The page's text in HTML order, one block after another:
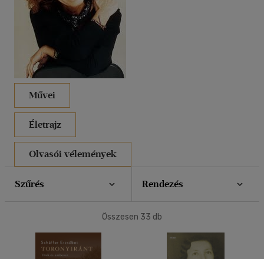
Művei
Életrajz
Olvasói vélemények
Szűrés Rendezés
40 db / oldal
Alkalmaz
Összesen 33 db